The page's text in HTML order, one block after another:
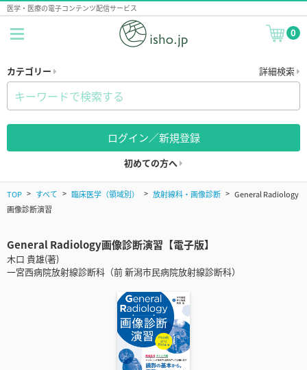
医学・医療の電子コンテンツ配信サービス
0
カテゴリー 詳細検索
ログイン／新規登録
初めての方へ
TOP すべて 臨床医学（領域別） 放射線科・画像診断
General Radiology
画像診断演習
General Radiology画像診断演習【電子版】
木口 貴雄(著)
一宮西病院放射線診断科（前 新潟市民病院放射線診断科）